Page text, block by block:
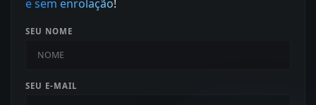
e sem enrolação!
SEU NOME
SEU E-MAIL